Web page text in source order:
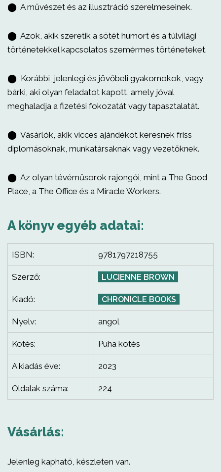
⬤ A művészet és az illusztráció szerelmeseinek.
⬤ Azok, akik szeretik a sötét humort és a túlvilági
történetekkel kapcsolatos szemérmes történeteket.
⬤ Korábbi, jelenlegi és jövőbeli gyakornokok, vagy
bárki, aki olyan feladatot kapott, amely jóval
meghaladja a fizetési fokozatát vagy tapasztalatát.
⬤ Vásárlók, akik vicces ajándékot keresnek friss
diplomásoknak, munkatársaknak vagy vezetőknek.
⬤ Az olyan tévéműsorok rajongói, mint a The Good
Place, a The Office és a Miracle Workers.
A könyv egyéb adatai:
ISBN: 9781797218755
Szerző: LUCIENNE BROWN
Kiadó: CHRONICLE BOOKS
Nyelv: angol
Kötés: Puha kötés
A kiadás éve: 2023
Oldalak száma: 224
Vásárlás:
Jelenleg kapható, készleten van.